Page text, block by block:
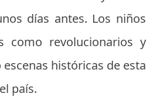
días antes. Los niños
como revolucionarios y
históricas de esta
país.